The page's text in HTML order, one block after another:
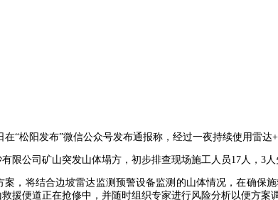
“松阳发布”微信公众号发布通报称，经过一夜持续使用雷
限公司矿山突发山体塌方，初步排查现场施工人员17人，3
，将结合边坡雷达监测预警设备监测的山体情况，在确保
援便道正在抢修中，并随时组织专家进行风险分析以便方案